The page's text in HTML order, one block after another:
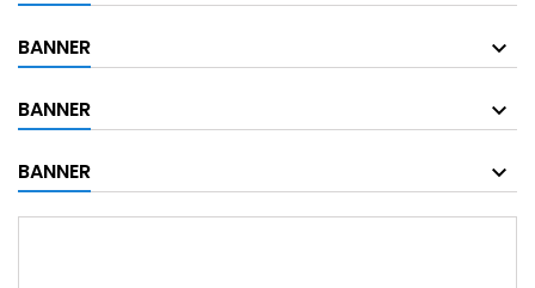
BANNER
BANNER
BANNER